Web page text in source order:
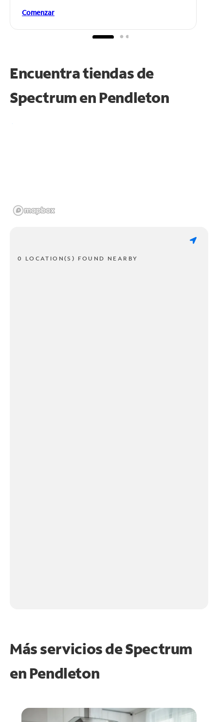
Comenzar
Encuentra tiendas de
Spectrum en Pendleton
0 LOCATION(S) FOUND NEARBY
Más servicios de Spectrum
en Pendleton